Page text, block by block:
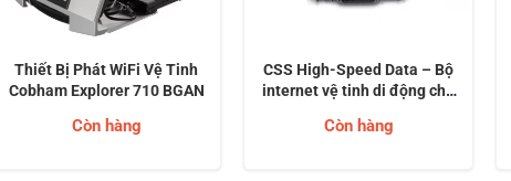
Thiết Bị Phát WiFi Vệ Tinh
Cobham Explorer 710 BGAN
Còn hàng
CSS High-Speed Data – Bộ
internet vệ tinh di động cho
Còn hàng